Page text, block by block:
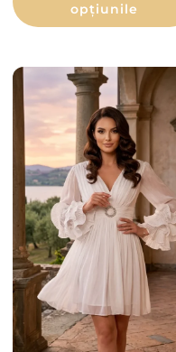
opțiunile